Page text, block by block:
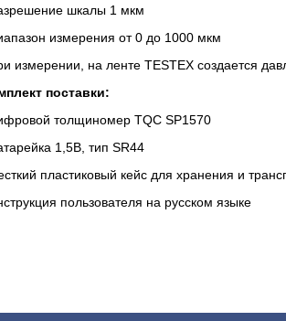
шкалы 1 мкм
измерения от 0 до 1000 мкм
измерении, на ленте TESTEX создается
поставки:
толщиномер TQC SP1570
1,5В, тип SR44
пластиковый кейс для хранения и
пользователя на русском языке